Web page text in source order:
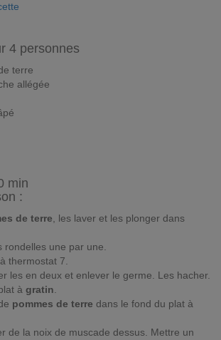
4 personnes
terre
allégée
min
:
de terre , les laver et les plonger dans
rondelles une par une.
thermostat 7.
les en deux et enlever le germe. Les hacher.
à gratin
pommes de terre dans le fond du plat à
de la noix de muscade dessus. Mettre un